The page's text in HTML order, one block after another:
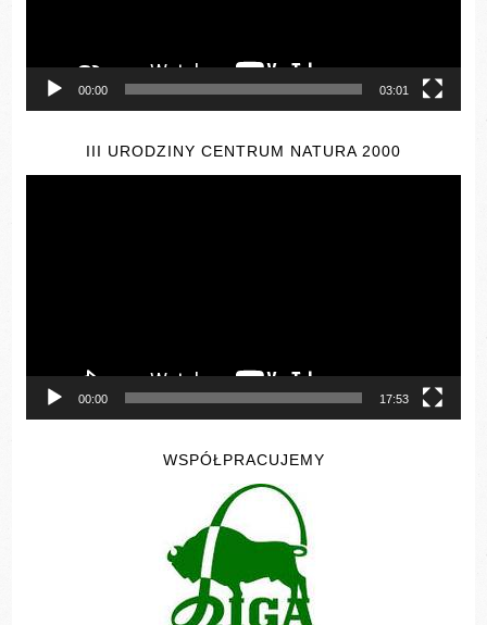
00:00 03:01
III URODZINY CENTRUM NATURA 2000
00:00 17:53
WSPÓŁPRACUJEMY